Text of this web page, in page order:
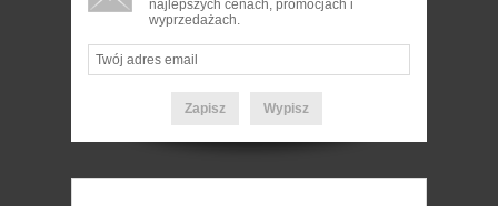
najlepszych cenach, promocjach i
wyprzedażach.